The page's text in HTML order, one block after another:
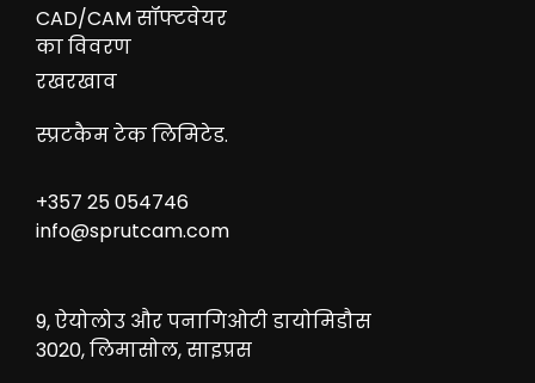
CAD/CAM सॉफ्टवेयर
का विवरण
रखरखाव
स्प्रटकैम टेक लिमिटेड.
+357 25 054746
info@sprutcam.com
9, ऐयोलोउ और पनागिओटी डायोमिडौस
3020, लिमासोल, साइप्रस